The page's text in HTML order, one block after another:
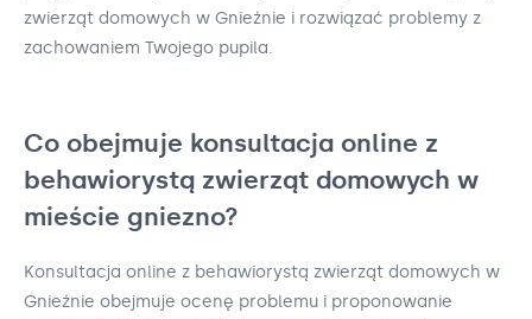
zwierząt domowych w Gnieźnie i rozwiązać problemy z
zachowaniem Twojego pupila.
Co obejmuje konsultacja online z
behawiorystą zwierząt domowych w
mieście gniezno?
Konsultacja online z behawiorystą zwierząt domowych w
Gnieźnie obejmuje ocenę problemu i proponowanie